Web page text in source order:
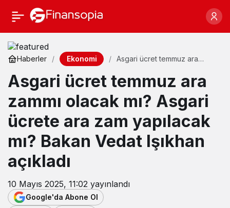
Haberler Ekonomi
Asgari ücret temmuz ara
ücrete ara zam yapılacak mı?
Bakan Vedat Işıkhan açıkladı
Asgari ücret temmuz ara
zammı olacak mı? Asgari
ücrete ara zam yapılacak
mı? Bakan Vedat Işıkhan
açıkladı
10 Mayıs 2025, 11:02 yayınlandı
Google'da Abone Ol